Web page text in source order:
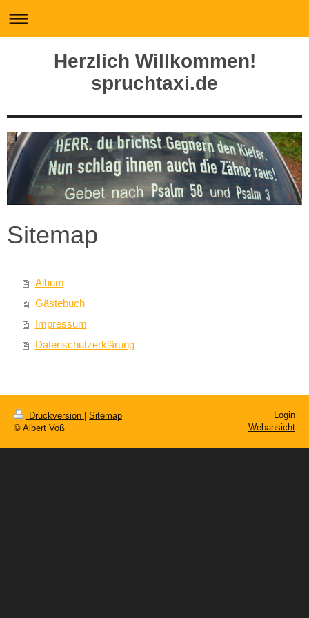
Herzlich Willkommen!
spruchtaxi.de
Sitemap
Album
Gästebuch
Impressum
Datenschutzerklärung
Druckversion
Sitemap
© Albert Voß
Login
Webansicht